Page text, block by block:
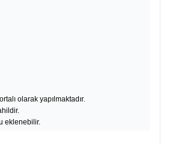
olarak yapılmaktadır.
eklenebilir.